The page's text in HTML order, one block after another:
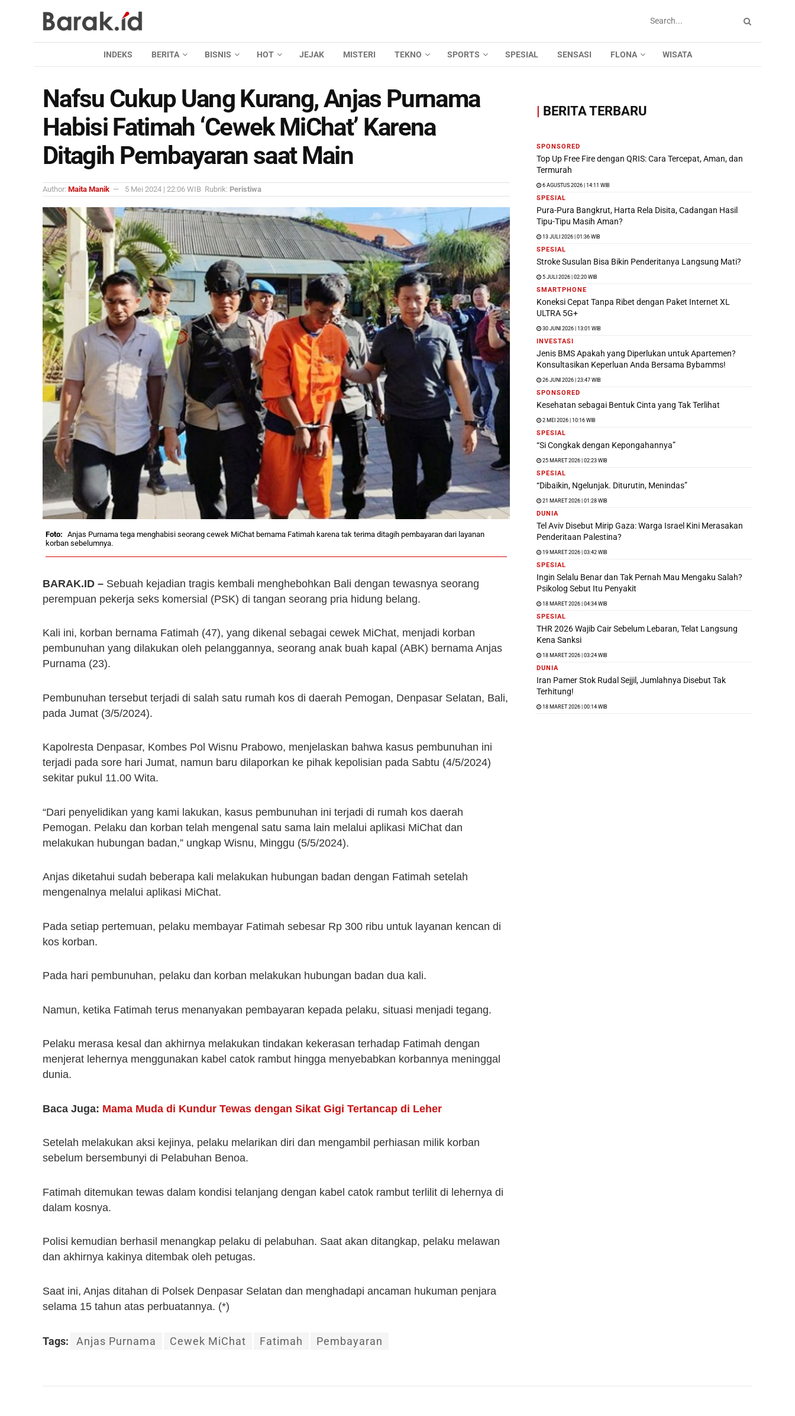
INDEKS BERITA BISNIS HOT JEJAK MISTERI TEKNO SPORTS SPESIAL SENSASI FLONA WISATA
Nafsu Cukup Uang Kurang, Anjas Purnama
Habisi Fatimah ‘Cewek MiChat’ Karena
Ditagih Pembayaran saat Main
Author: Maita Manik 5 Mei 2024 | 22:06 WIB Rubrik: Peristiwa
Anjas Purnama tega menghabisi seorang cewek MiChat bernama Fatimah karena tak terima ditagih pembayaran dari layanan
korban sebelumnya.
BARAK.ID – Sebuah kejadian tragis kembali menghebohkan Bali dengan tewasnya seorang
perempuan pekerja seks komersial (PSK) di tangan seorang pria hidung belang.
Kali ini, korban bernama Fatimah (47), yang dikenal sebagai cewek MiChat, menjadi korban
pembunuhan yang dilakukan oleh pelanggannya, seorang anak buah kapal (ABK) bernama Anjas
Purnama (23).
Pembunuhan tersebut terjadi di salah satu rumah kos di daerah Pemogan, Denpasar Selatan, Bali,
pada Jumat (3/5/2024).
Kapolresta Denpasar, Kombes Pol Wisnu Prabowo, menjelaskan bahwa kasus pembunuhan ini
terjadi pada sore hari Jumat, namun baru dilaporkan ke pihak kepolisian pada Sabtu (4/5/2024)
sekitar pukul 11.00 Wita.
“Dari penyelidikan yang kami lakukan, kasus pembunuhan ini terjadi di rumah kos daerah
Pemogan. Pelaku dan korban telah mengenal satu sama lain melalui aplikasi MiChat dan
melakukan hubungan badan,” ungkap Wisnu, Minggu (5/5/2024).
Anjas diketahui sudah beberapa kali melakukan hubungan badan dengan Fatimah setelah
mengenalnya melalui aplikasi MiChat.
Pada setiap pertemuan, pelaku membayar Fatimah sebesar Rp 300 ribu untuk layanan kencan di
kos korban.
Pada hari pembunuhan, pelaku dan korban melakukan hubungan badan dua kali.
Namun, ketika Fatimah terus menanyakan pembayaran kepada pelaku, situasi menjadi tegang.
Pelaku merasa kesal dan akhirnya melakukan tindakan kekerasan terhadap Fatimah dengan
menjerat lehernya menggunakan kabel catok rambut hingga menyebabkan korbannya meninggal
dunia.
Baca Juga: Mama Muda di Kundur Tewas dengan Sikat Gigi Tertancap di Leher
Setelah melakukan aksi kejinya, pelaku melarikan diri dan mengambil perhiasan milik korban
sebelum bersembunyi di Pelabuhan Benoa.
Fatimah ditemukan tewas dalam kondisi telanjang dengan kabel catok rambut terlilit di lehernya di
dalam kosnya.
Polisi kemudian berhasil menangkap pelaku di pelabuhan. Saat akan ditangkap, pelaku melawan
dan akhirnya kakinya ditembak oleh petugas.
Saat ini, Anjas ditahan di Polsek Denpasar Selatan dan menghadapi ancaman hukuman penjara
selama 15 tahun atas perbuatannya. (*)
Tags: Anjas Purnama Cewek MiChat Fatimah Pembayaran
| BERITA TERBARU
SPONSORED
Top Up Free Fire dengan QRIS: Cara Tercepat, Aman, dan
Termurah
6 AGUSTUS 2026 | 14:11 WIB
SPESIAL
Pura-Pura Bangkrut, Harta Rela Disita, Cadangan Hasil
Tipu-Tipu Masih Aman?
13 JULI 2026 | 01:36 WIB
SPESIAL
Stroke Susulan Bisa Bikin Penderitanya Langsung Mati?
5 JULI 2026 | 02:20 WIB
SMARTPHONE
Koneksi Cepat Tanpa Ribet dengan Paket Internet XL
ULTRA 5G+
30 JUNI 2026 | 13:01 WIB
INVESTASI
Jenis BMS Apakah yang Diperlukan untuk Apartemen?
Konsultasikan Keperluan Anda Bersama Bybamms!
26 JUNI 2026 | 23:47 WIB
SPONSORED
Kesehatan sebagai Bentuk Cinta yang Tak Terlihat
2 MEI 2026 | 10:16 WIB
SPESIAL
“Si Congkak dengan Kepongahannya”
25 MARET 2026 | 02:23 WIB
SPESIAL
“Dibaikin, Ngelunjak. Diturutin, Menindas”
21 MARET 2026 | 01:28 WIB
DUNIA
Tel Aviv Disebut Mirip Gaza: Warga Israel Kini Merasakan
Penderitaan Palestina?
19 MARET 2026 | 03:42 WIB
SPESIAL
Ingin Selalu Benar dan Tak Pernah Mau Mengaku Salah?
Psikolog Sebut Itu Penyakit
18 MARET 2026 | 04:34 WIB
SPESIAL
THR 2026 Wajib Cair Sebelum Lebaran, Telat Langsung
Kena Sanksi
18 MARET 2026 | 03:24 WIB
DUNIA
Iran Pamer Stok Rudal Sejjil, Jumlahnya Disebut Tak
Terhitung!
18 MARET 2026 | 00:14 WIB